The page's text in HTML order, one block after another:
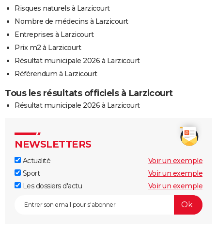
Risques naturels à Larzicourt
Nombre de médecins à Larzicourt
Entreprises à Larzicourt
Prix m2 à Larzicourt
Résultat municipale 2026 à Larzicourt
Référendum à Larzicourt
Tous les résultats officiels à Larzicourt
Résultat municipale 2026 à Larzicourt
NEWSLETTERS
Actualité
Voir un exemple
Sport
Voir un exemple
Les dossiers d'actu
Voir un exemple